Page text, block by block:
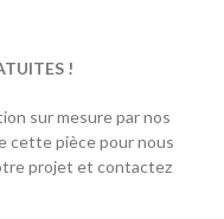
!
sur mesure par nos
cette pièce pour nous
projet et contactez